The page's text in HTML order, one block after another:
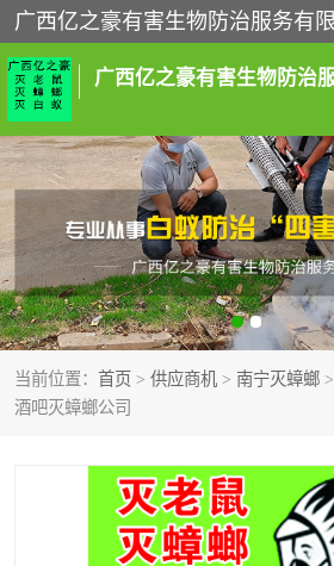
当前位置： 首页 > 供应商机 > 南宁灭蟑螂
酒吧灭蟑螂公司
南宁灭白蚁 南
南宁灭蟑螂 南
南宁除四害 南宁
南宁除虫公司